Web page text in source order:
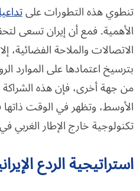
تنطوي هذه التطورات على
الأهمية. فمع أن إيران تسعى
الاتصالات والملاحة الفضائية،
بترسيخ اعتمادها على الموارد
من جهة أخرى، فإن هذه
الأوسط، وتظهر في الوقت ذاتها
تكنولوجية خارج الإطار الغربي
استراتيجية الردع